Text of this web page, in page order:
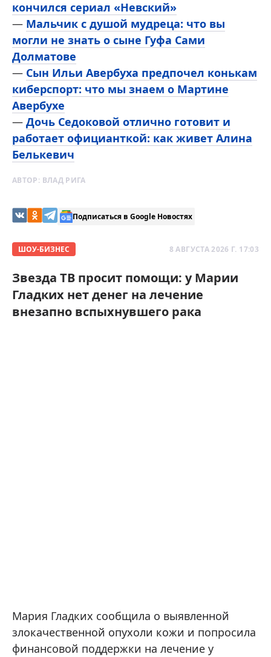
кончился сериал «Невский»
— Мальчик с душой мудреца: что вы
могли не знать о сыне Гуфа Сами
Долматове
— Сын Ильи Авербуха предпочел конькам
киберспорт: что мы знаем о Мартине
Авербухе
— Дочь Седоковой отлично готовит и
работает официанткой: как живет Алина
Белькевич
АВТОР: ВЛАД РИГА
Подписаться в Google Новостях
ШОУ-БИЗНЕС 8 АВГУСТА 2026 Г. 17:03
Звезда ТВ просит помощи: у Марии
Гладких нет денег на лечение
внезапно вспыхнувшего рака
Мария Гладких сообщила о выявленной
злокачественной опухоли кожи и попросила
финансовой поддержки на лечение у